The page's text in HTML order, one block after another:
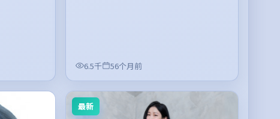
6.5千 56个月前
最新